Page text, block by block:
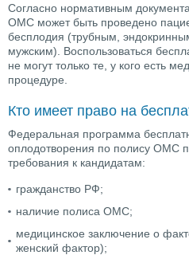
Согласно нормативным
ОМС может быть проведено
бесплодия (трубным,
мужским). Воспользоваться
не могут только те, у кого есть
процедуре.
Кто имеет право на
Федеральная программа
оплодотворения по полису ОМС
требования к кандидатам:
гражданство РФ;
наличие полиса ОМС;
медицинское заключение о
женский фактор);